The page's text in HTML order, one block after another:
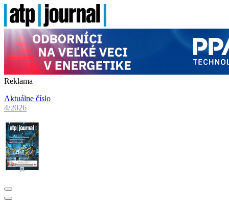
Reklama
Aktuálne číslo
4/2026